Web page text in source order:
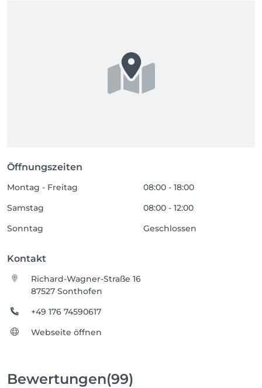
Öffnungszeiten
Montag - Freitag
08:00 - 18:00
Samstag
08:00 - 12:00
Sonntag
Geschlossen
Kontakt
Richard-Wagner-Straße 16
87527 Sonthofen
+49 176 74590617
Webseite öffnen
Bewertungen(99)